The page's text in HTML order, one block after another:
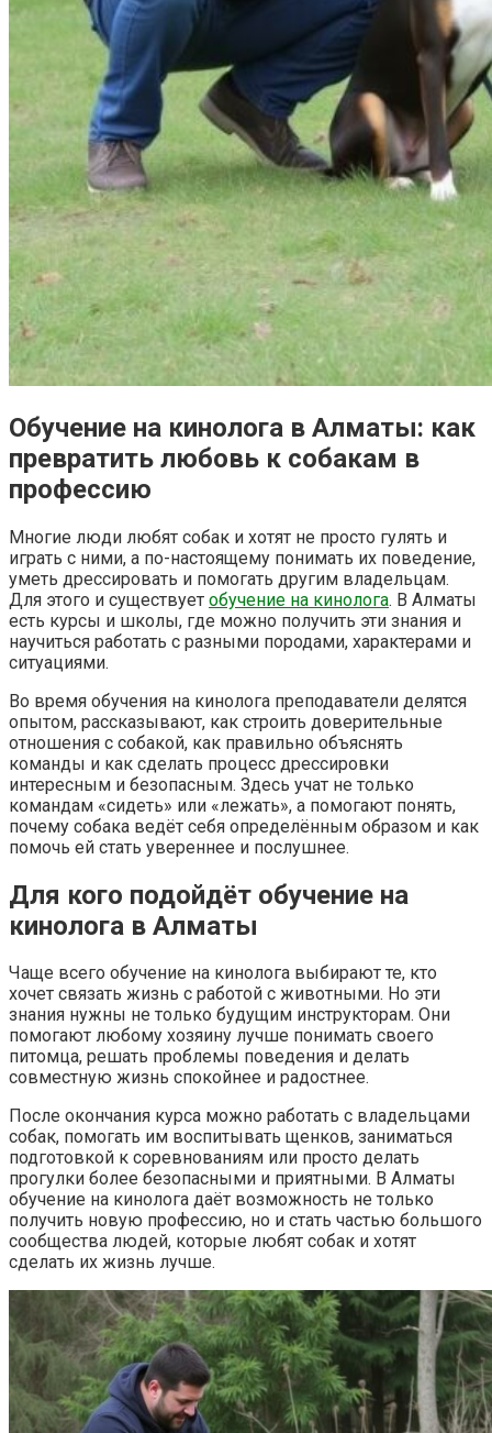
Обучение на кинолога в Алматы: как
превратить любовь к собакам в
профессию
Многие люди любят собак и хотят не просто гулять и
играть с ними, а по-настоящему понимать их поведение,
уметь дрессировать и помогать другим владельцам.
Для этого и существует обучение на кинолога. В Алматы
есть курсы и школы, где можно получить эти знания и
научиться работать с разными породами, характерами и
ситуациями.
Во время обучения на кинолога преподаватели делятся
опытом, рассказывают, как строить доверительные
отношения с собакой, как правильно объяснять
команды и как сделать процесс дрессировки
интересным и безопасным. Здесь учат не только
командам «сидеть» или «лежать», а помогают понять,
почему собака ведёт себя определённым образом и как
помочь ей стать увереннее и послушнее.
Для кого подойдёт обучение на
кинолога в Алматы
Чаще всего обучение на кинолога выбирают те, кто
хочет связать жизнь с работой с животными. Но эти
знания нужны не только будущим инструкторам. Они
помогают любому хозяину лучше понимать своего
питомца, решать проблемы поведения и делать
совместную жизнь спокойнее и радостнее.
После окончания курса можно работать с владельцами
собак, помогать им воспитывать щенков, заниматься
подготовкой к соревнованиям или просто делать
прогулки более безопасными и приятными. В Алматы
обучение на кинолога даёт возможность не только
получить новую профессию, но и стать частью большого
сообщества людей, которые любят собак и хотят
сделать их жизнь лучше.